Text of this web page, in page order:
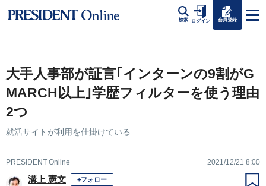
検索 ログイン 会員登録
大手人事部が証言｢インターンの9割がG
MARCH以上｣学歴フィルターを使う理由
2つ
就活サイトが利用を仕掛けている
PRESIDENT Online 2021/12/21 8:00
溝上 憲文 +フォロー